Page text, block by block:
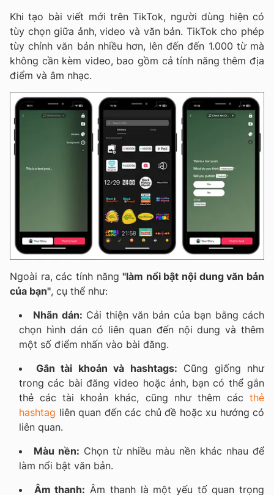
Khi tạo bài viết mới trên TikTok, người dùng hiện có
tùy chọn giữa ảnh, video và văn bản. TikTok cho phép
tùy chỉnh văn bản nhiều hơn, lên đến đến 1.000 từ mà
không cần kèm video, bao gồm cả tính năng thêm địa
điểm và âm nhạc.
Ngoài ra, các tính năng"làm nổi bật nội dung văn bản
của bạn", cụ thể như:
Nhãn dán: Cải thiện văn bản của bạn bằng cách
chọn hình dán có liên quan đến nội dung và thêm
một số điểm nhấn vào bài đăng.
Gắn tài khoản và hashtags: Cũng giống như
trong các bài đăng video hoặc ảnh, bạn có thể gắn
thẻ các tài khoản khác, cũng như thêm các thẻ
hashtag liên quan đến các chủ đề hoặc xu hướng có
liên quan.
Màu nền: Chọn từ nhiều màu nền khác nhau để
làm nổi bật văn bản.
Âm thanh: Âm thanh là một yếu tố quan trọng